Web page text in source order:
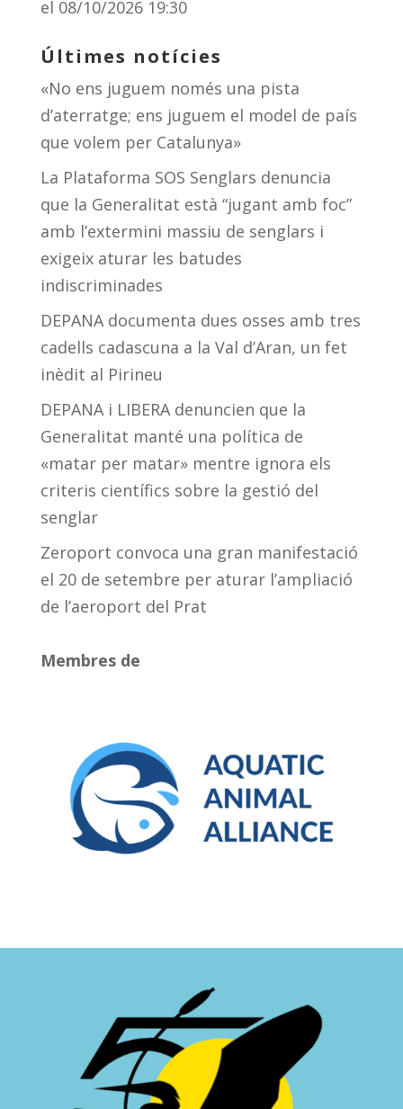
el 08/10/2026 19:30
Últimes notícies
«No ens juguem només una pista
d’aterratge; ens juguem el model de país
que volem per Catalunya»
La Plataforma SOS Senglars denuncia
que la Generalitat està “jugant amb foc”
amb l’extermini massiu de senglars i
exigeix aturar les batudes
indiscriminades
DEPANA documenta dues osses amb tres
cadells cadascuna a la Val d’Aran, un fet
inèdit al Pirineu
DEPANA i LIBERA denuncien que la
Generalitat manté una política de
«matar per matar» mentre ignora els
criteris científics sobre la gestió del
senglar
Zeroport convoca una gran manifestació
el 20 de setembre per aturar l’ampliació
de l’aeroport del Prat
Membres de